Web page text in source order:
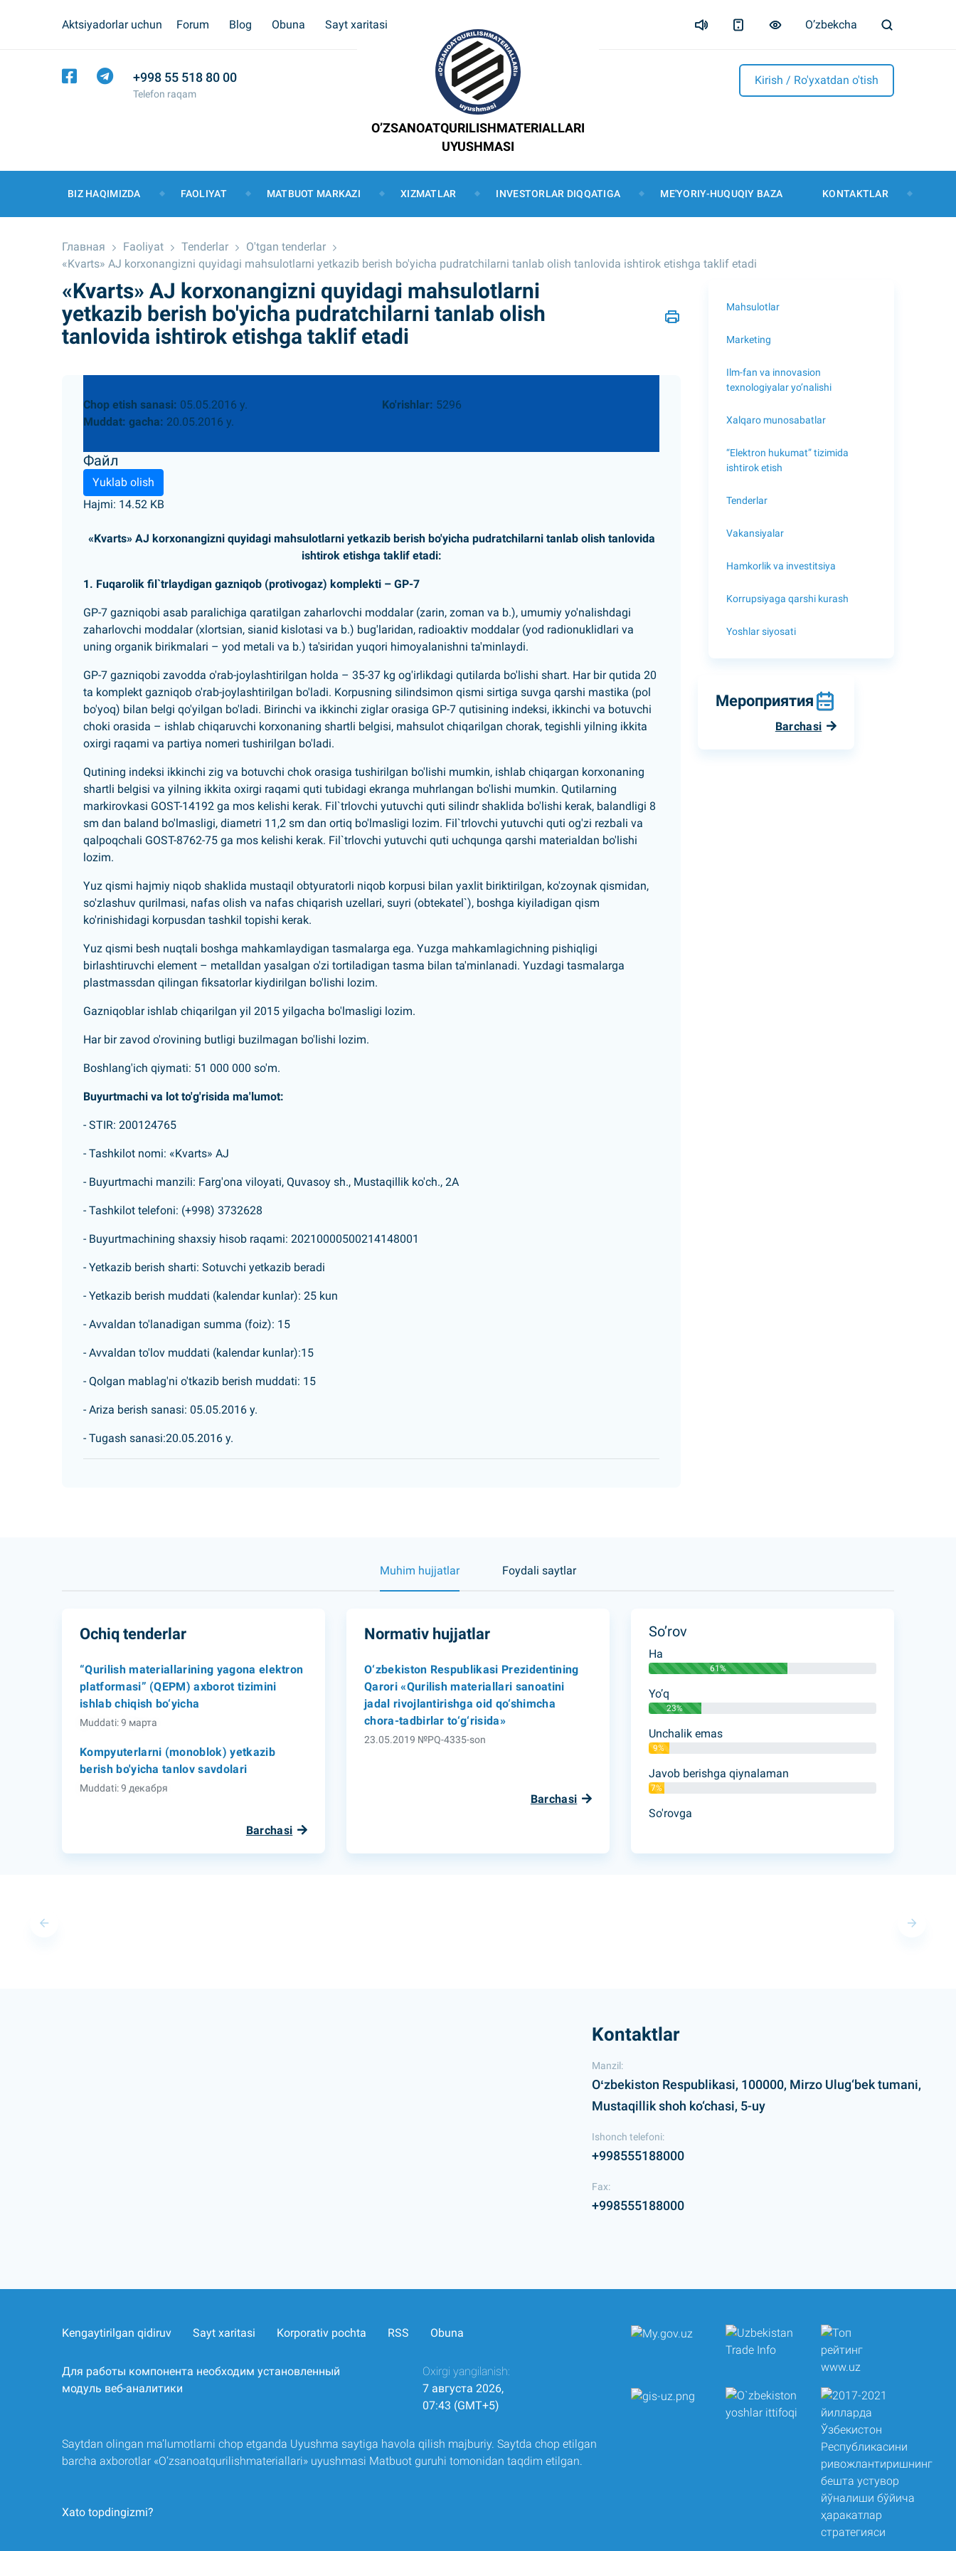
Aktsiyadorlar uchun Forum Blog Obuna Sayt xaritasi O’zbekcha
+998 55 518 80 00
Telefon raqam
Kirish / Ro'yxatdan o'tish
O’ZSANOATQURILISHMATERIALLARI
UYUSHMASI
BIZ HAQIMIZDA FAOLIYAT MATBUOT MARKAZI XIZMATLAR INVESTORLAR DIQQATIGA ME'YORIY-HUQUQIY BAZA KONTAKTLAR
Главная Faoliyat Tenderlar
O'tgan tenderlar
«Kvarts» AJ korxonangizni quyidagi mahsulotlarni yetkazib berish bo'yicha pudratchilarni tanlab olish tanlovida ishtirok etishga taklif etadi
«Kvarts» AJ korxonangizni quyidagi mahsulotlarni
yetkazib berish bo'yicha pudratchilarni tanlab olish
tanlovida ishtirok etishga taklif etadi
Chop etish sanasi: 05.05.2016 y.
Muddat: gacha: 20.05.2016 y.
Ko'rishlar: 5296
Файл
Yuklab olish
Hajmi: 14.52 KB
«Kvarts» AJ korxonangizni quyidagi mahsulotlarni yetkazib berish bo'yicha pudratchilarni tanlab olish tanlovida
ishtirok etishga taklif etadi:
1. Fuqarolik fil`trlaydigan gazniqob (protivogaz) komplekti – GP-7
GP-7 gazniqobi asab paralichiga qaratilgan zaharlovchi moddalar (zarin, zoman va b.), umumiy yo'nalishdagi
zaharlovchi moddalar (xlortsian, sianid kislotasi va b.) bug'laridan, radioaktiv moddalar (yod radionuklidlari va
uning organik birikmalari – yod metali va b.) ta'siridan yuqori himoyalanishni ta'minlaydi.
GP-7 gazniqobi zavodda o'rab-joylashtirilgan holda – 35-37 kg og'irlikdagi qutilarda bo'lishi shart. Har bir qutida 20
ta komplekt gazniqob o'rab-joylashtirilgan bo'ladi. Korpusning silindsimon qismi sirtiga suvga qarshi mastika (pol
bo'yoq) bilan belgi qo'yilgan bo'ladi. Birinchi va ikkinchi ziglar orasiga GP-7 qutisining indeksi, ikkinchi va botuvchi
choki orasida – ishlab chiqaruvchi korxonaning shartli belgisi, mahsulot chiqarilgan chorak, tegishli yilning ikkita
oxirgi raqami va partiya nomeri tushirilgan bo'ladi.
Qutining indeksi ikkinchi zig va botuvchi chok orasiga tushirilgan bo'lishi mumkin, ishlab chiqargan korxonaning
shartli belgisi va yilning ikkita oxirgi raqami quti tubidagi ekranga muhrlangan bo'lishi mumkin. Qutilarning
markirovkasi GOST-14192 ga mos kelishi kerak. Fil`trlovchi yutuvchi quti silindr shaklida bo'lishi kerak, balandligi 8
sm dan baland bo'lmasligi, diametri 11,2 sm dan ortiq bo'lmasligi lozim. Fil`trlovchi yutuvchi quti og'zi rezbali va
qalpoqchali GOST-8762-75 ga mos kelishi kerak. Fil`trlovchi yutuvchi quti uchqunga qarshi materialdan bo'lishi
lozim.
Yuz qismi hajmiy niqob shaklida mustaqil obtyuratorli niqob korpusi bilan yaxlit biriktirilgan, ko'zoynak qismidan,
so'zlashuv qurilmasi, nafas olish va nafas chiqarish uzellari, suyri (obtekatel`), boshga kiyiladigan qism
ko'rinishidagi korpusdan tashkil topishi kerak.
Yuz qismi besh nuqtali boshga mahkamlaydigan tasmalarga ega. Yuzga mahkamlagichning pishiqligi
birlashtiruvchi element – metalldan yasalgan o'zi tortiladigan tasma bilan ta'minlanadi. Yuzdagi tasmalarga
plastmassdan qilingan fiksatorlar kiydirilgan bo'lishi lozim.
Gazniqoblar ishlab chiqarilgan yil 2015 yilgacha bo'lmasligi lozim.
Har bir zavod o'rovining butligi buzilmagan bo'lishi lozim.
Boshlang'ich qiymati: 51 000 000 so'm.
Buyurtmachi va lot to'g'risida ma'lumot:
- STIR: 200124765
- Tashkilot nomi: «Kvarts» AJ
- Buyurtmachi manzili: Farg'ona viloyati, Quvasoy sh., Mustaqillik ko'ch., 2A
- Tashkilot telefoni: (+998) 3732628
- Buyurtmachining shaxsiy hisob raqami: 20210000500214148001
- Yetkazib berish sharti: Sotuvchi yetkazib beradi
- Yetkazib berish muddati (kalendar kunlar): 25 kun
- Avvaldan to'lanadigan summa (foiz): 15
- Avvaldan to'lov muddati (kalendar kunlar):15
- Qolgan mablag'ni o'tkazib berish muddati: 15
- Ariza berish sanasi: 05.05.2016 y.
- Tugash sanasi:20.05.2016 y.
Mahsulotlar
Marketing
Ilm-fan va innovasion
texnologiyalar yo’nalishi
Xalqaro munosabatlar
“Elektron hukumat” tizimida
ishtirok etish
Tenderlar
Vakansiyalar
Hamkorlik va investitsiya
Korrupsiyaga qarshi kurash
Yoshlar siyosati
Мероприятия
Barchasi
Muhim hujjatlar Foydali saytlar
Ochiq tenderlar
“Qurilish materiallarining yagona elektron
platformasi” (QEPM) axborot tizimini
ishlab chiqish bo‘yicha
Muddati: 9 марта
Kompyuterlarni (monoblok) yetkazib
berish bo'yicha tanlov savdolari
Muddati: 9 декабря
Barchasi
Normativ hujjatlar
O‘zbekiston Respublikasi Prezidentining
Qarori «Qurilish materiallari sanoatini
jadal rivojlantirishga oid qo‘shimcha
chora-tadbirlar to‘g‘risida»
23.05.2019 №PQ-4335-son
Barchasi
So’rov
Ha
61%
Yo’q
23%
Unchalik emas
9%
Javob berishga qiynalaman
7%
So'rovga
Kontaktlar
Manzil:
Oʻzbekiston Respublikasi, 100000, Mirzo Ulug‘bek tumani,
Mustaqillik shoh ko‘chasi, 5-uy
Ishonch telefoni:
+998555188000
Fax:
+998555188000
Kengaytirilgan qidiruv Sayt xaritasi Korporativ pochta RSS Obuna
Для работы компонента необходим установленный
модуль веб-аналитики
Oxirgi yangilanish:
7 августа 2026,
07:43 (GMT+5)
Saytdan olingan ma’lumotlarni chop etganda Uyushma saytiga havola qilish majburiy. Saytda chop etilgan
barcha axborotlar «O‘zsanoatqurilishmateriallari» uyushmasi Matbuot guruhi tomonidan taqdim etilgan.
Xato topdingizmi?